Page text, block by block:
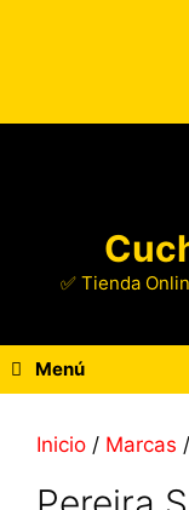
✅ Tienda
Menú
Inicio / Marcas